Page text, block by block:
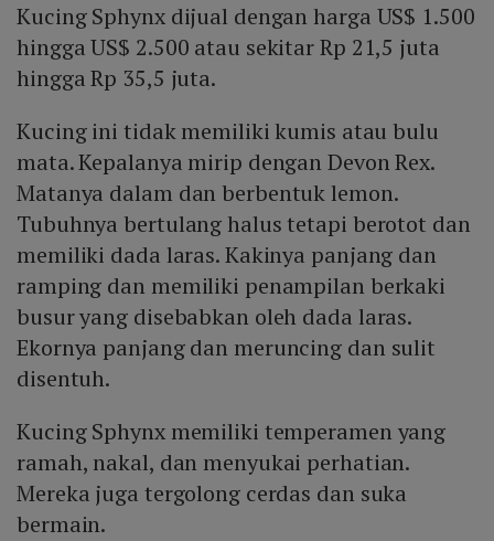
Kucing Sphynx dijual dengan harga US$ 1.500
hingga US$ 2.500 atau sekitar Rp 21,5 juta
hingga Rp 35,5 juta.
Kucing ini tidak memiliki kumis atau bulu
mata. Kepalanya mirip dengan Devon Rex.
Matanya dalam dan berbentuk lemon.
Tubuhnya bertulang halus tetapi berotot dan
memiliki dada laras. Kakinya panjang dan
ramping dan memiliki penampilan berkaki
busur yang disebabkan oleh dada laras.
Ekornya panjang dan meruncing dan sulit
disentuh.
Kucing Sphynx memiliki temperamen yang
ramah, nakal, dan menyukai perhatian.
Mereka juga tergolong cerdas dan suka
bermain.